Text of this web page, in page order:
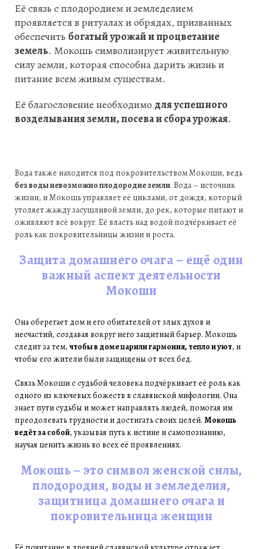
Её связь с плодородием и земледелием
проявляется в ритуалах и обрядах, призванных
обеспечить богатый урожай и процветание
земель. Мокошь символизирует живительную
силу земли, которая способна дарить жизнь и
питание всем живым существам.
Её благословение необходимо для успешного
возделывания земли, посева и сбора урожая.
Вода также находится под покровительством Мокоши, ведь
без воды невозможно плодородие земли. Вода – источник
жизни, и Мокошь управляет её циклами, от дождя, который
утоляет жажду засушливой земли, до рек, которые питают и
оживляют всё вокруг. Её власть над водой подчёркивает её
роль как покровительницы жизни и роста.
Защита домашнего очага – ещё один
важный аспект деятельности
Мокоши
Она оберегает дом и его обитателей от злых духов и
несчастий, создавая вокруг него защитный барьер. Мокошь
следит за тем, чтобы в доме царили гармония, тепло и уют, и
чтобы его жители были защищены от всех бед.
Связь Мокоши с судьбой человека подчёркивает её роль как
одного из ключевых божеств в славянской мифологии. Она
знает пути судьбы и может направлять людей, помогая им
преодолевать трудности и достигать своих целей. Мокошь
ведёт за собой, указывая путь к истине и самопознанию,
научая ценить жизнь во всех её проявлениях.
Мокошь – это символ женской силы,
плодородия, воды и земледелия,
защитница домашнего очага и
покровительница женщин